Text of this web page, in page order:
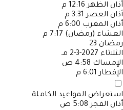
أذان الظهر 12:16 م
أذان العصر 3:31 م
أذان المغرب 6:00 م
العشاء (رمضان) 7:17 م
رمضان 23
الثلاثاء 2027-3-2 مـ
الإمساك 4:58 ص
الإفطار 6:01 م
استعراض المواعيد الكاملة
أذان الفجر 5:08 ص